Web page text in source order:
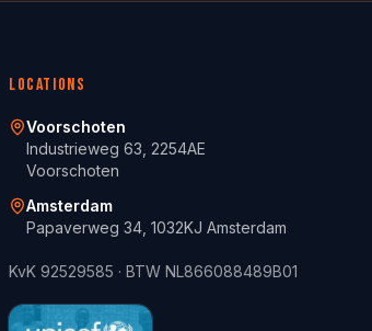
Locations
Voorschoten
Industrieweg 63, 2254AE
Voorschoten
Amsterdam
Papaverweg 34, 1032KJ Amsterdam
KvK 92529585 · BTW NL866088489B01